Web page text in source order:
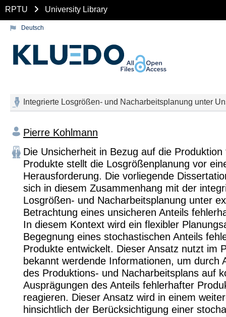
RPTU University Library
Deutsch
Integrierte Losgrößen- und Nacharbeitsplanung unter
Pierre Kohlmann
Die Unsicherheit in Bezug auf die
Produkte stellt die Losgrößenplanung vor
Herausforderung. Die vorliegende
sich in diesem Zusammenhang mit der
Losgrößen- und Nacharbeitsplanung unter
Betrachtung eines unsicheren Anteils
In diesem Kontext wird ein flexibler
Begegnung eines stochastischen Anteils
Produkte entwickelt. Dieser Ansatz nutzt im
bekannt werdende Informationen, um durch
des Produktions- und Nacharbeitsplans auf
Ausprägungen des Anteils fehlerhafter
reagieren. Dieser Ansatz wird in einem
hinsichtlich der Berücksichtigung einer